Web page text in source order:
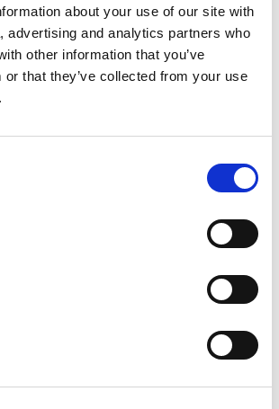
about your use of our site with
advertising and analytics partners who
other information that you’ve
or that they’ve collected from your use
with an incredibly high level of
highly complex motion control
component, usually hidden in the
ball screw which provides smooth